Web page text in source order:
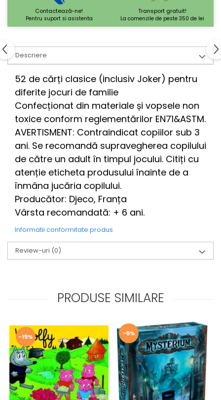
Contactează-ne!
Pentru suport si asistenta
Transport gratuit!
La comenzile de peste 350 de lei
Descriere
52 de cărți clasice (inclusiv Joker) pentru
diferite jocuri de familie
Confecționat din materiale și vopsele non
toxice conform reglementărilor EN71&ASTM.
AVERTISMENT: Contraindicat copiilor sub 3
ani. Se recomandă supravegherea copilului
de către un adult în timpul jocului. Citiți cu
atenție eticheta produsului înainte de a
înmâna jucăria copilului.
Producător: Djeco, Franța
Vârsta recomandată: + 6 ani.
Informatii conformitate produs
Review-uri (0)
PRODUSE SIMILARE
-15% -5%